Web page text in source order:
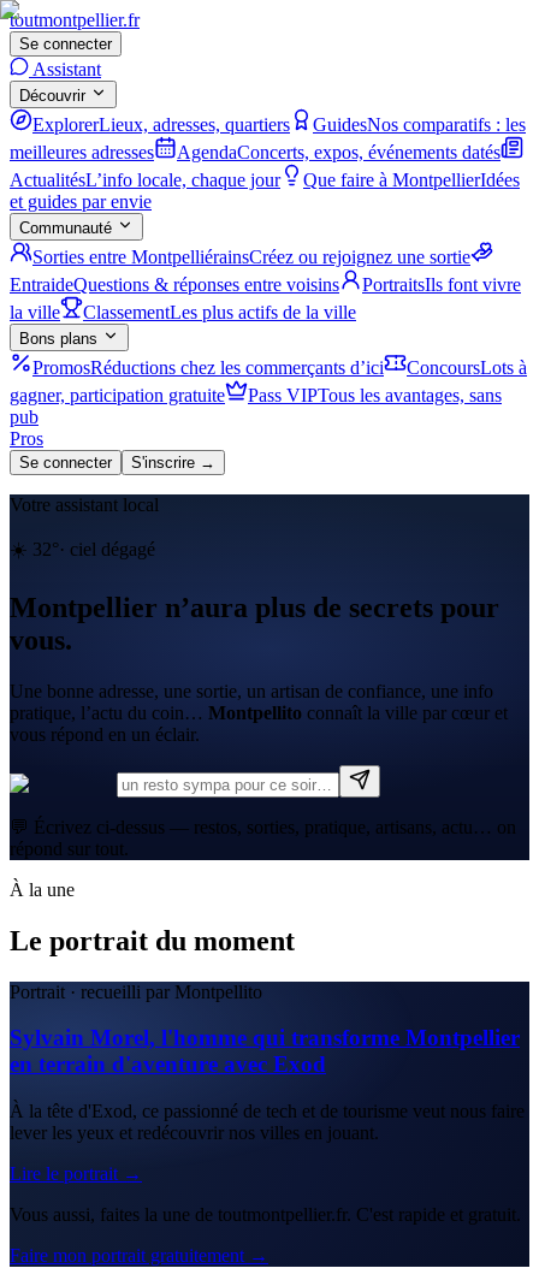
toutmontpellier.fr
Se connecter
Assistant
Découvrir
ExplorerLieux, adresses, quartiers GuidesNos comparatifs : les
meilleures adresses
AgendaConcerts, expos, événements datés
ActualitésL’info locale, chaque jour Que faire à MontpellierIdées
et guides par envie
Communauté
Sorties entre MontpelliérainsCréez ou rejoignez une sortie
EntraideQuestions & réponses entre voisins PortraitsIls font vivre
la ville
ClassementLes plus actifs de la ville
Bons plans
PromosRéductions chez les commerçants d’ici ConcoursLots à
gagner, participation gratuite
Pass VIPTous les avantages, sans
pub
Pros
Se connecter S'inscrire →
Votre assistant local
☀️ 32°· ciel dégagé
Montpellier n’aura plus de secrets pour
vous.
Une bonne adresse, une sortie, un artisan de confiance, une info
pratique, l’actu du coin… Montpellito connaît la ville par cœur et
vous répond en un éclair.
💬 Écrivez ci-dessus — restos, sorties, pratique, artisans, actu… on
répond sur tout.
À la une
Le portrait du moment
Portrait · recueilli par Montpellito
Sylvain Morel, l'homme qui transforme Montpellier
en terrain d'aventure avec Exod
À la tête d'Exod, ce passionné de tech et de tourisme veut nous faire
lever les yeux et redécouvrir nos villes en jouant.
Lire le portrait →
Vous aussi, faites la une de toutmontpellier.fr. C'est rapide et gratuit.
Faire mon portrait gratuitement →